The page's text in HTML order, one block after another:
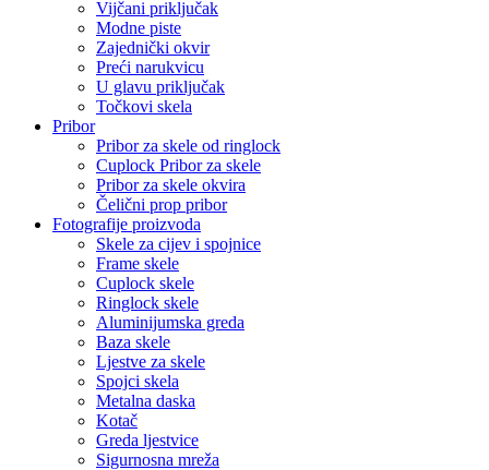
Vijčani priključak
Modne piste
Zajednički okvir
Preći narukvicu
U glavu priključak
Točkovi skela
Pribor
Pribor za skele od ringlock
Cuplock Pribor za skele
Pribor za skele okvira
Čelični prop pribor
Fotografije proizvoda
Skele za cijev i spojnice
Frame skele
Cuplock skele
Ringlock skele
Aluminijumska greda
Baza skele
Ljestve za skele
Spojci skela
Metalna daska
Kotač
Greda ljestvice
Sigurnosna mreža